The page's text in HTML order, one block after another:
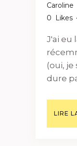
Caroline
0
Likes
J'ai eu
(oui, je
dure
LIRE